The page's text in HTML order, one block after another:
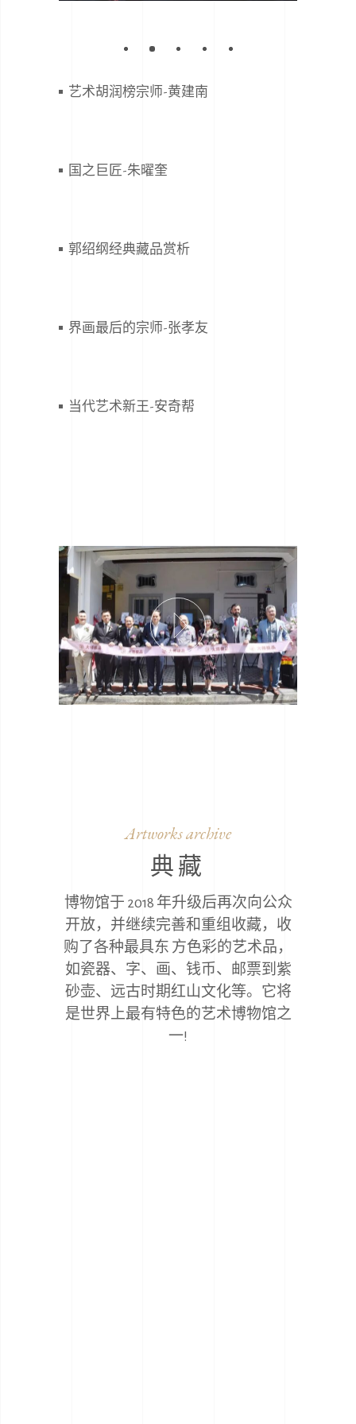
艺术胡润榜宗师-黄建南
国之巨匠-朱曜奎
郭绍纲经典藏品赏析
界画最后的宗师-张孝友
当代艺术新王-安奇帮
Artworks archive
典藏
博物馆于 2018 年升级后再次向公众
开放，并继续完善和重组收藏，收
购了各种最具东 方色彩的艺术品，
如瓷器、字、画、钱币、邮票到紫
砂壶、远古时期红山文化等。它将
是世界上最有特色的艺术博物馆之
一!